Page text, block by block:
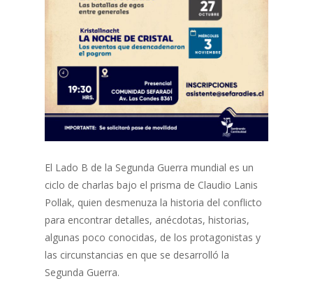
El Lado B de la Segunda Guerra mundial es un
ciclo de charlas bajo el prisma de Claudio Lanis
Pollak, quien desmenuza la historia del conflicto
para encontrar detalles, anécdotas, historias,
algunas poco conocidas, de los protagonistas y
las circunstancias en que se desarrolló la
Segunda Guerra.